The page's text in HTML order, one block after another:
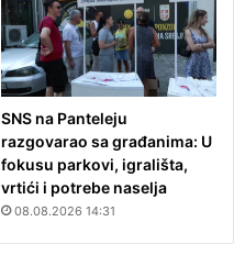
SNS na Panteleju
razgovarao sa građanima: U
fokusu parkovi, igrališta,
vrtići i potrebe naselja
08.08.2026 14:31